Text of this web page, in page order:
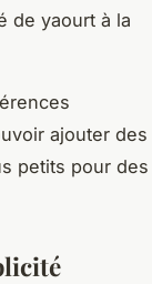
de yaourt à la
ajouter des
petits pour des